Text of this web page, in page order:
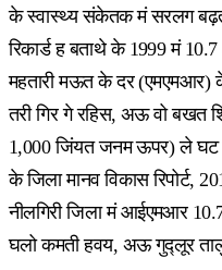
के स्वास्थ्य संकेतक मं सरलग
रिकार्ड ह बताथे के 1999 मं
महतारी मऊत के दर
तरी गिर गे रहिस, अऊ वो
1,000 जिंयत जनम ऊपर) ले घट
के जिला मानव विकास रिपोर्ट,
नीलगिरी जिला मं आईएमआर
घलो कमती हवय, अऊ